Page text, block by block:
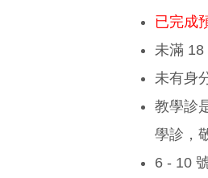
已完成
未滿 18
未有身
教學診
學診，
6 - 10